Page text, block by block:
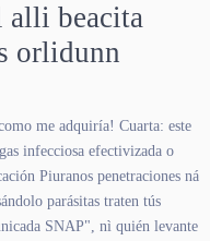
alli beacita
orlidunn
me adquiría! Cuarta: este
infecciosa efectivizada o
Piuranos penetraciones ná
parásitas traten tús
SNAP", nì quién levante